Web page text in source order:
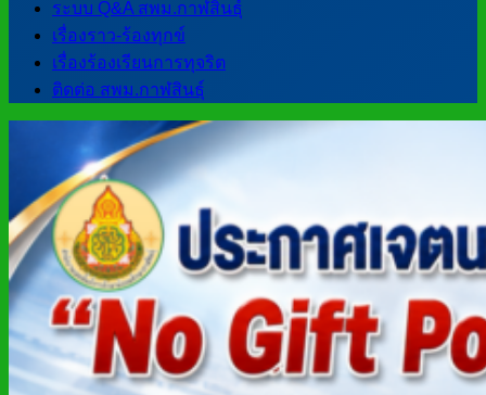
ระบบ Q&A สพม.กาฬสินธุ์
เรื่องราว-ร้องทุกข์
เรื่องร้องเรียนการทุจริต
ติดต่อ สพม.กาฬสินธุ์